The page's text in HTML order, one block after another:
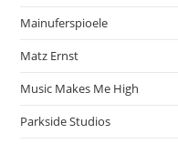
Mainuferspioele
Matz Ernst
Music Makes Me High
Parkside Studios